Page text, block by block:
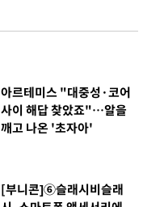
아르테미스 "대중성·코어
사이 해답 찾았죠"…알을
깨고 나온 '초자아'
[부니콘]⑥슬래시비슬래